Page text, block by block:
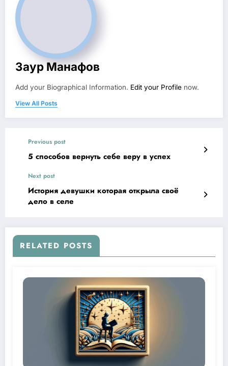
Заур Манафов
Add your Biographical Information. Edit your Profile now.
View All Posts
Previous post
5 способов вернуть себе веру в успех
Next post
История девушки которая открыла своё
дело в селе
RELATED POSTS